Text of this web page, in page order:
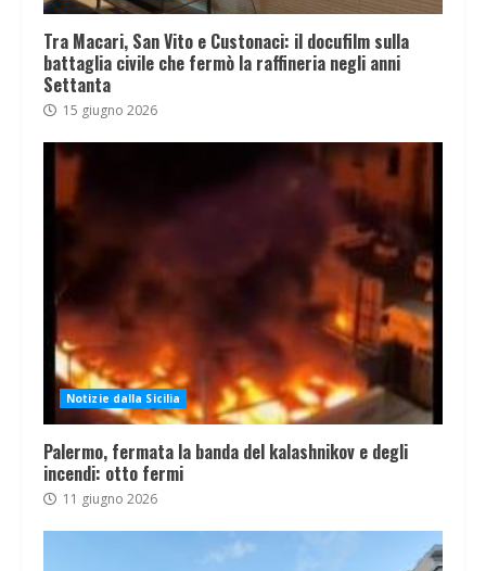
Tra Macari, San Vito e Custonaci: il docufilm sulla
battaglia civile che fermò la raffineria negli anni
Settanta
15 giugno 2026
Notizie dalla Sicilia
Palermo, fermata la banda del kalashnikov e degli
incendi: otto fermi
11 giugno 2026